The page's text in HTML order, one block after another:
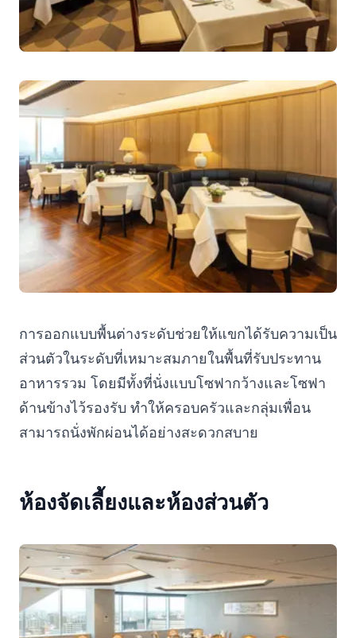
การออกแบบพื้นต่างระดับช่วยให้แขกได้รับความเป็น
ส่วนตัวในระดับที่เหมาะสมภายในพื้นที่รับประทาน
อาหารรวม โดยมีทั้งที่นั่งแบบโซฟากว้างและโซฟา
ด้านข้างไว้รองรับ ทำให้ครอบครัวและกลุ่มเพื่อน
สามารถนั่งพักผ่อนได้อย่างสะดวกสบาย
ห้องจัดเลี้ยงและห้องส่วนตัว